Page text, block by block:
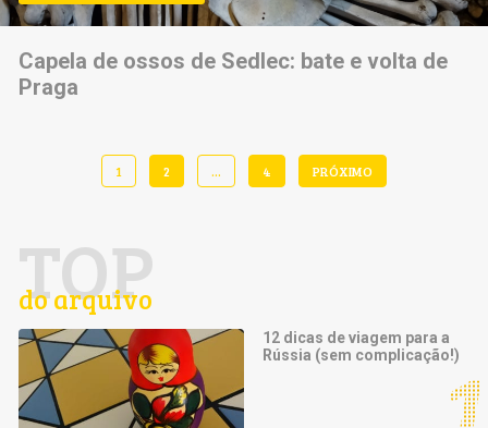
Capela de ossos de Sedlec: bate e volta de
Praga
1 2 … 4 PRÓXIMO
TOP
do arquivo
12 dicas de viagem para a
Rússia (sem complicação!)